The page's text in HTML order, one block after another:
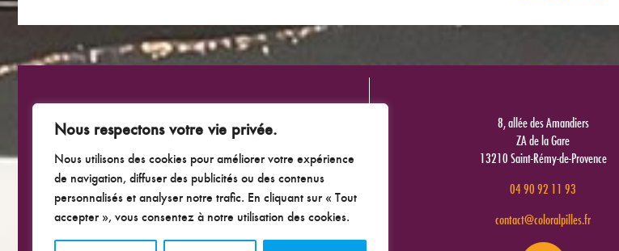
Nous respectons votre vie privée.
Nous utilisons des cookies pour améliorer votre expérience
de navigation, diffuser des publicités ou des contenus
personnalisés et analyser notre trafic. En cliquant sur « Tout
accepter », vous consentez à notre utilisation des cookies.
8, allée des Amandiers
ZA de la Gare
13210 Saint-Rémy-de-Provence
04 90 92 11 93
contact@coloralpilles.fr